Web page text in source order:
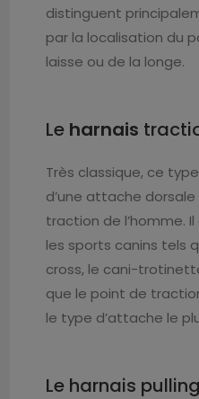
distinguent
par la localisation du
laisse ou de la longe.
Le harnais
Très classique, ce
d’une attache
traction de l’homme.
les sports canins tels
cross, le cani-
que le point de
le type d’attache le
Le harnais pulling